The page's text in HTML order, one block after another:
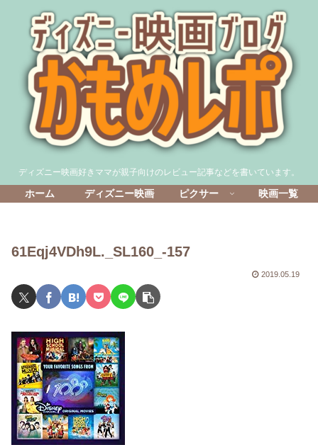
ディズニー映画好きママが親子向けのレビュー記事などを書いています。
ホーム ディズニー映画 ピクサー 映画一覧
61Eqj4VDh9L._SL160_-157
2019.05.19